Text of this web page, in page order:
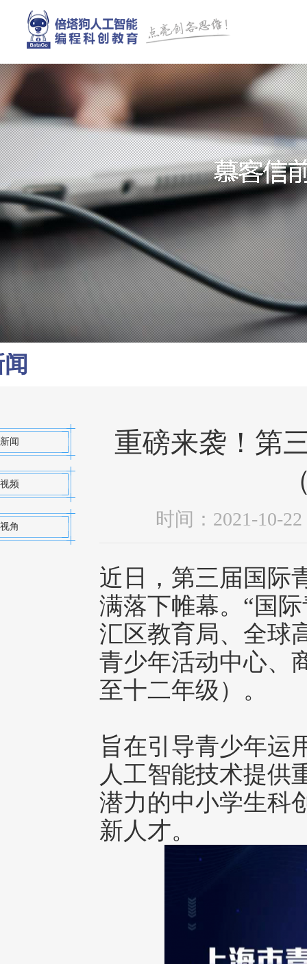
闻
频
角
重磅来袭！第
时间：2021-
近日，第三届国际
满落下帷幕。“国
汇区教育局、全球
青少年活动中心、
至十二年级）。
旨在引导青少年运
人工智能技术提供
潜力的中小学生科
新人才。